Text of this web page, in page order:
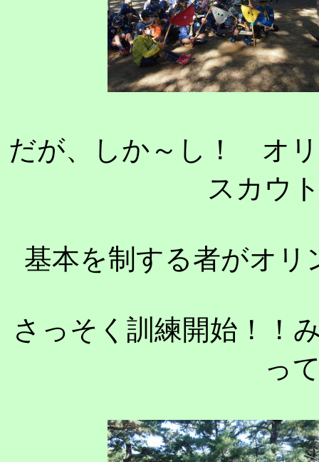
だが、しか～し！ オ
スカウ
基本を制する者がオ
さっそく訓練開始！！
っ